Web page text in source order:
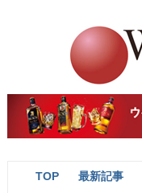
TOP 最新記事